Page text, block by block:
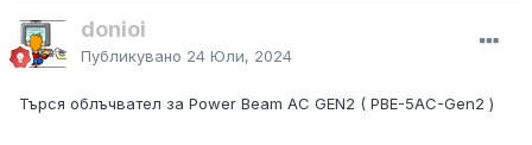
donioi
Публикувано 24 Юли, 2024
Търся облъчвател за Power Beam AC GEN2 ( PBE-5AC-Gen2 )